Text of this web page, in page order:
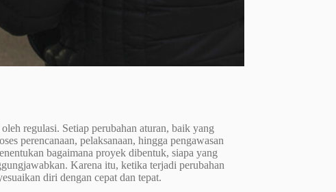
regulasi. Setiap perubahan aturan, baik yang
perencanaan, pelaksanaan, hingga pengawasan
bagaimana proyek dibentuk, siapa yang
Karena itu, ketika terjadi perubahan
diri dengan cepat dan tepat.